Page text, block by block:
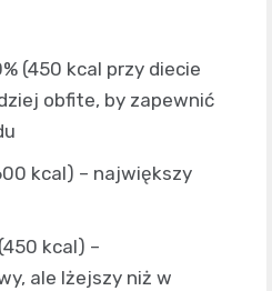
(450 kcal przy diecie
obfite, by zapewnić
kcal) – największy
kcal) –
ale lżejszy niż w